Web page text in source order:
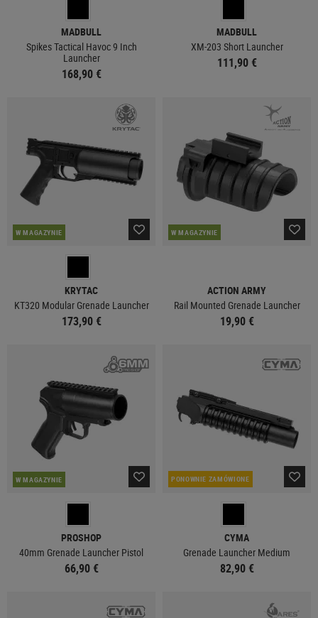
MADBULL
Spikes Tactical Havoc 9 Inch
Launcher
168,90 €
MADBULL
XM-203 Short Launcher
111,90 €
W MAGAZYNIE
KRYTAC
KT320 Modular Grenade Launcher
173,90 €
W MAGAZYNIE
ACTION ARMY
Rail Mounted Grenade Launcher
19,90 €
W MAGAZYNIE
PROSHOP
40mm Grenade Launcher Pistol
66,90 €
PONOWNIE ZAMÓWIONE
CYMA
Grenade Launcher Medium
82,90 €